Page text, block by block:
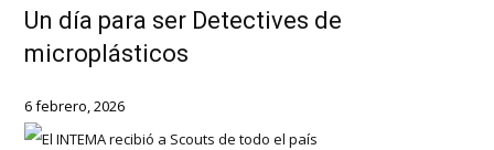
Un día para ser Detectives de
microplásticos
6 febrero, 2026